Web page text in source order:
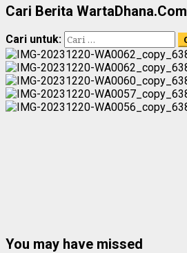
Cari Berita WartaDhana.Com
Cari untuk:
You may have missed